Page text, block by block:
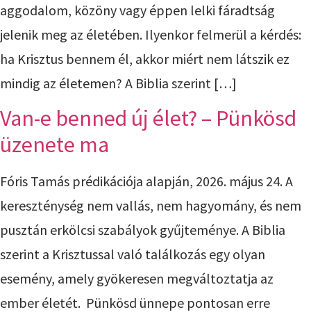
aggodalom, közöny vagy éppen lelki fáradtság
jelenik meg az életében. Ilyenkor felmerül a kérdés:
ha Krisztus bennem él, akkor miért nem látszik ez
mindig az életemen? A Biblia szerint […]
Van-e benned új élet? – Pünkösd
üzenete ma
Fóris Tamás prédikációja alapján, 2026. május 24. A
kereszténység nem vallás, nem hagyomány, és nem
pusztán erkölcsi szabályok gyűjteménye. A Biblia
szerint a Krisztussal való találkozás egy olyan
esemény, amely gyökeresen megváltoztatja az
ember életét. Pünkösd ünnepe pontosan erre